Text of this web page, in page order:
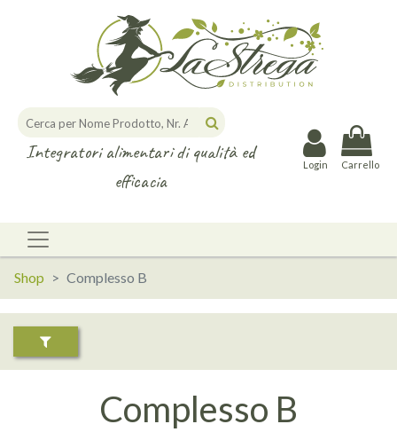
Integratori alimentari di qualità ed
efficacia
Login Carrello
Shop Complesso B
Complesso B